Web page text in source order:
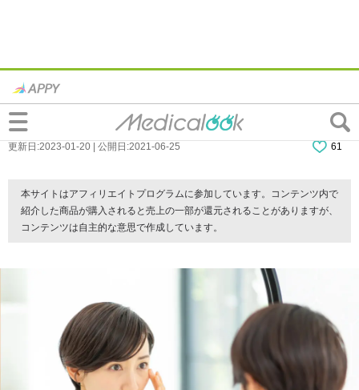
まぶたの腫れの原因は“ストレス”かも！早
く治すには？病院行く目安も
更新日:2023-01-20 | 公開日:2021-06-25 61
本サイトはアフィリエイトプログラムに参加しています。コンテンツ内で
紹介した商品が購入されると売上の一部が還元されることがありますが、
コンテンツは自主的な意思で作成しています。